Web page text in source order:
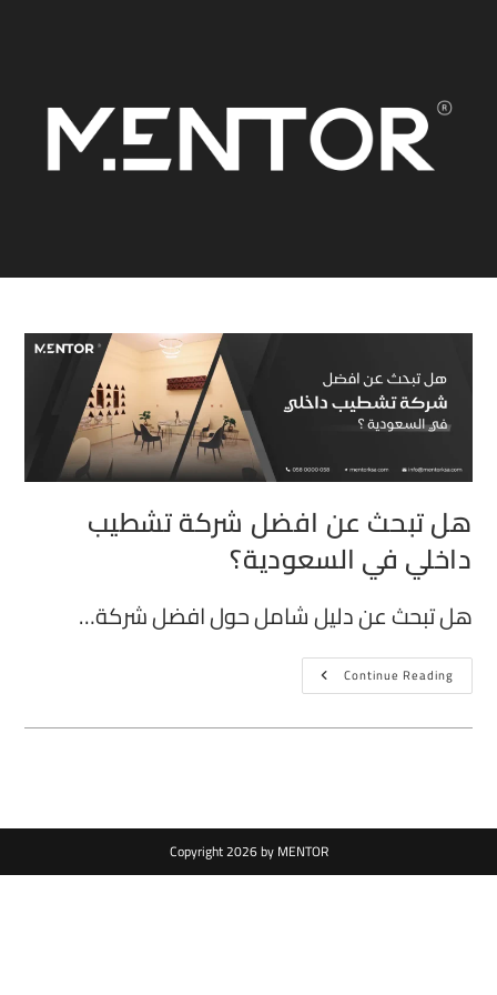
هل تبحث عن افضل شركة تشطيب
داخلي في السعودية؟
هل تبحث عن دليل شامل حول افضل شركة…
Continue Reading
Copyright 2026 by MENTOR